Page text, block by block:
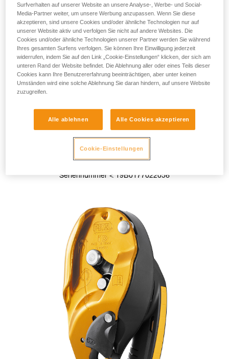
I’D S < 2019
Seriennummer < 19B0177022056
Surfverhalten auf unserer Website an unsere Analyse-, Werbe- und Social-
Media-Partner weiter, um unsere Werbung anzupassen. Wenn Sie diese
akzeptieren, sind unsere Cookies und/oder ähnliche Technologien nur auf
unserer Website aktiv und verfolgen Sie nicht auf andere Websites. Die
Cookies und/oder ähnliche Technologien unserer Partner werden Sie während
Ihres gesamten Surfens verfolgen. Sie können Ihre Einwilligung jederzeit
widerrufen, indem Sie auf den Link „Cookie-Einstellungen“ klicken, der sich am
unteren Rand der Website befindet. Die Ablehnung aller oder eines Teils dieser
Cookies kann Ihre Benutzererfahrung beeinträchtigen, aber unter keinen
Umständen wird eine solche Ablehnung Sie daran hindern, auf unsere Website
zuzugreifen.
Alle ablehnen Alle Cookies akzeptieren
Cookie-Einstellungen